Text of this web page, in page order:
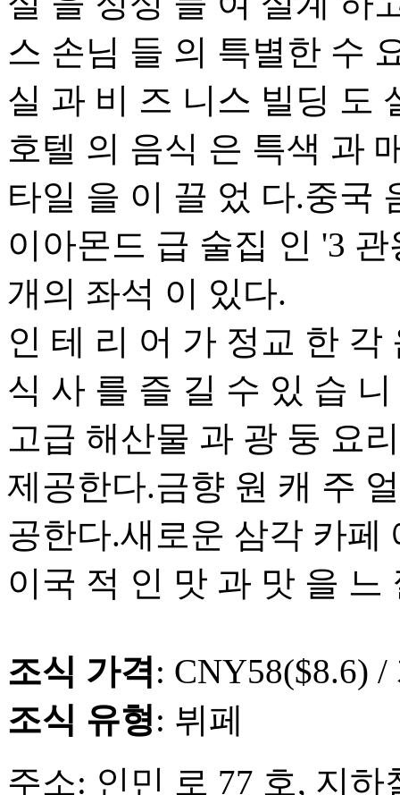
스 손님 들 의 특별한 수
실 과 비 즈 니스 빌딩 도
호텔 의 음식 은 특색 과
타일 을 이 끌 었 다.중국
이아몬드 급 술집 인 '3
개의 좌석 이 있다.
인 테 리 어 가 정교 한
식 사 를 즐 길 수 있 습
고급 해산물 과 광 둥 요
제공한다.금향 원 캐 주
공한다.새로운 삼각 카페
이국 적 인 맛 과 맛 을 느
조식 가격: CNY58($8.6) /
조식 유형: 뷔페
주소: 인민 로 77 호, 지